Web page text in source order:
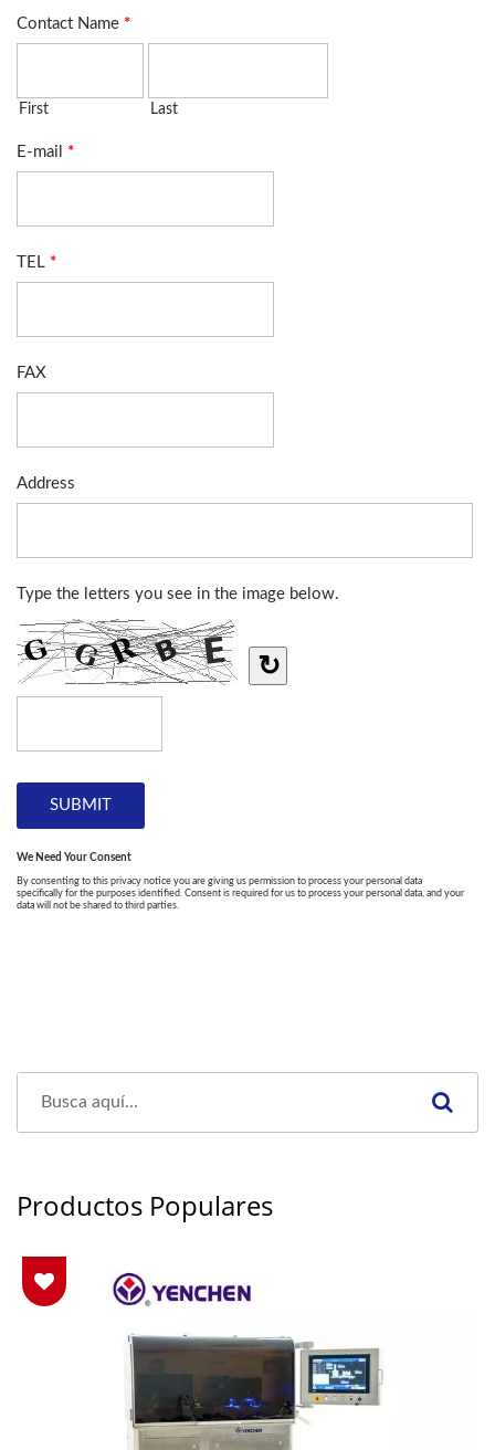
Productos Populares